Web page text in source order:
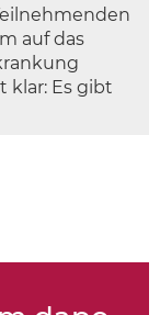
auf das
klar: Es gibt